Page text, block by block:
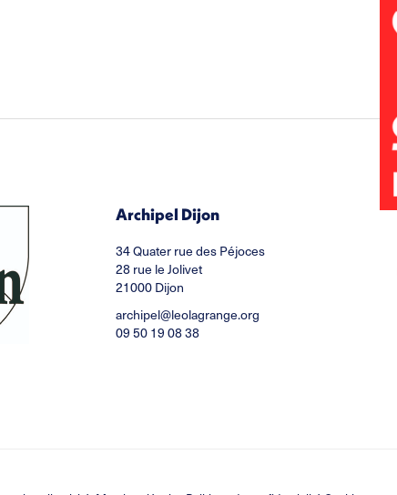
Archipel Dijon
34 Quater rue des Péjoces
28 rue le Jolivet
21000 Dijon
archipel@leolagrange.org
09 50 19 08 38